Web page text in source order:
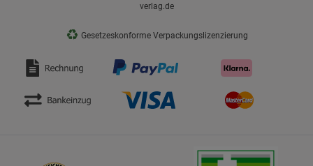
verlag.de
♻ Gesetzeskonforme Verpackungslizenzierung